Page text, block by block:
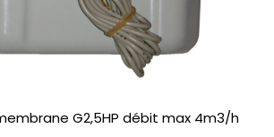
G2,5HP débit max 4m3/h